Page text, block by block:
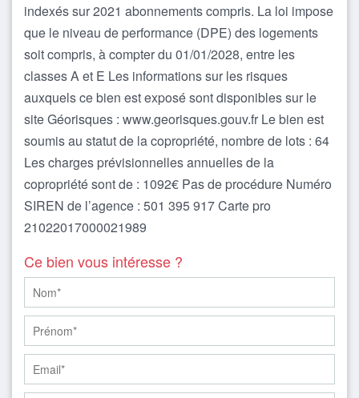
indexés sur 2021 abonnements compris. La loi impose
que le niveau de performance (DPE) des logements
soit compris, à compter du 01/01/2028, entre les
classes A et E Les informations sur les risques
auxquels ce bien est exposé sont disponibles sur le
site Géorisques : www.georisques.gouv.fr Le bien est
soumis au statut de la copropriété, nombre de lots : 64
Les charges prévisionnelles annuelles de la
copropriété sont de : 1092€ Pas de procédure Numéro
SIREN de l’agence : 501 395 917 Carte pro
21022017000021989
Ce bien vous intéresse ?